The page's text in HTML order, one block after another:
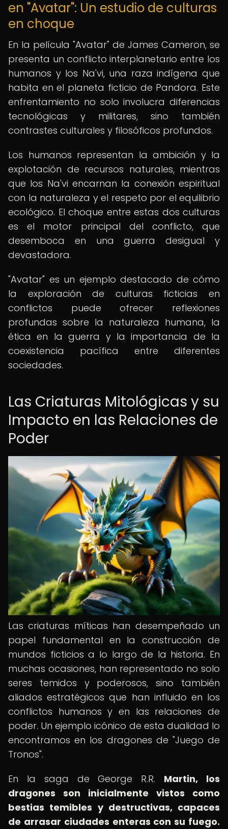
en "Avatar": Un estudio de culturas
en choque
En la película "Avatar" de James Cameron, se
presenta un conflicto interplanetario entre los
humanos y los Na'vi, una raza indígena que
habita en el planeta ficticio de Pandora. Este
enfrentamiento no solo involucra diferencias
tecnológicas y militares, sino también
contrastes culturales y filosóficos profundos.
Los humanos representan la ambición y la
explotación de recursos naturales, mientras
que los Na'vi encarnan la conexión espiritual
con la naturaleza y el respeto por el equilibrio
ecológico. El choque entre estas dos culturas
es el motor principal del conflicto, que
desemboca en una guerra desigual y
devastadora.
"Avatar" es un ejemplo destacado de cómo
la exploración de culturas ficticias en
conflictos puede ofrecer reflexiones
profundas sobre la naturaleza humana, la
ética en la guerra y la importancia de la
coexistencia pacífica entre diferentes
sociedades.
Las Criaturas Mitológicas y su
Impacto en las Relaciones de
Poder
Las criaturas míticas han desempeñado un
papel fundamental en la construcción de
mundos ficticios a lo largo de la historia. En
muchas ocasiones, han representado no solo
seres temidos y poderosos, sino también
aliados estratégicos que han influido en los
conflictos humanos y en las relaciones de
poder. Un ejemplo icónico de esta dualidad lo
encontramos en los dragones de "Juego de
Tronos".
En la saga de George R.R. Martin, los
dragones son inicialmente vistos como
bestias temibles y destructivas, capaces
de arrasar ciudades enteras con su fuego.